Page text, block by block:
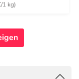
1 kg)